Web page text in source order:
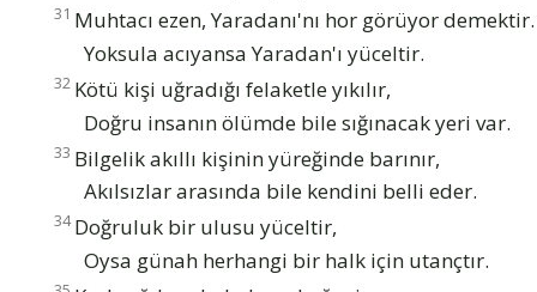
31 Muhtacı ezen, Yaradanı'nı hor görüyor demektir.
Yoksula acıyansa Yaradan'ı yüceltir.
32 Kötü kişi uğradığı felaketle yıkılır,
Doğru insanın ölümde bile sığınacak yeri var.
33 Bilgelik akıllı kişinin yüreğinde barınır,
Akılsızlar arasında bile kendini belli eder.
34 Doğruluk bir ulusu yüceltir,
Oysa günah herhangi bir halk için utançtır.